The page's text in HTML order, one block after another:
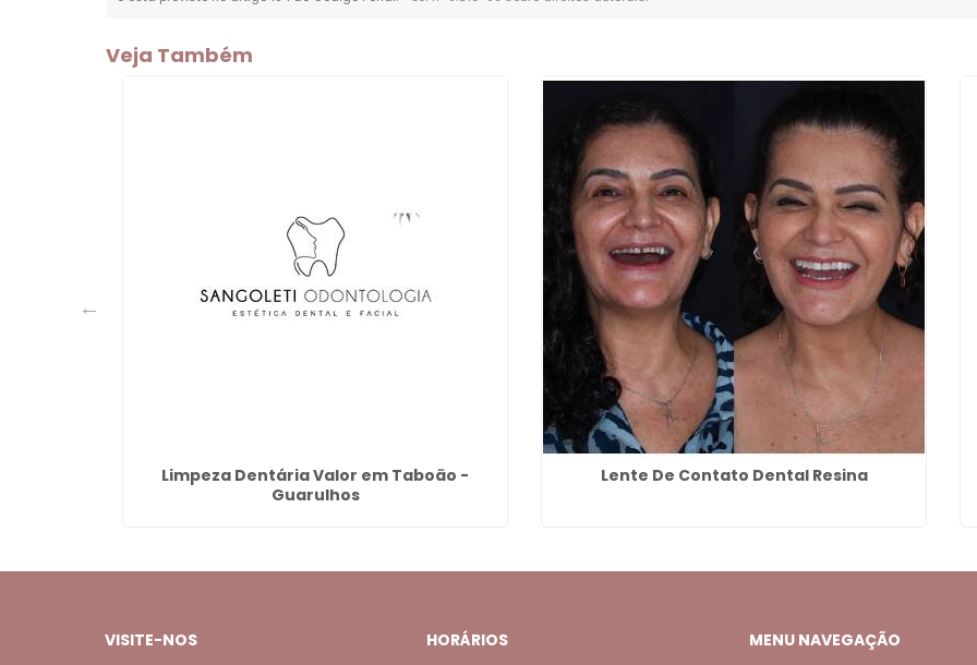
Veja Também
Limpeza Dentária Valor em Taboão -
Guarulhos
Lente De Contato Dental Resina
VISITE-NOS HORÁRIOS MENU NAVEGAÇÃO